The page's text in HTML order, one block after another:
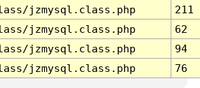
jzmysql.class.php
211
jzmysql.class.php
62
jzmysql.class.php
94
jzmysql.class.php 76